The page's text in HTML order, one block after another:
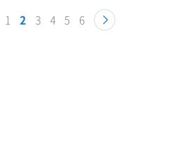
1 2 3 4 5 6